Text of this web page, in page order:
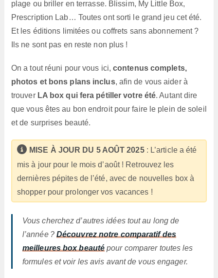
plage ou briller en terrasse. Blissim, My Little Box,
Prescription Lab… Toutes ont sorti le grand jeu cet été.
Et les éditions limitées ou coffrets sans abonnement ?
Ils ne sont pas en reste non plus !
On a tout réuni pour vous ici,contenus complets,
photos et bons plans inclus, afin de vous aider à
trouver LA box qui fera pétiller votre été. Autant dire
que vous êtes au bon endroit pour faire le plein de soleil
et de surprises beauté.
MISE À JOUR DU 5 AOÛT 2025: L’article a été
mis à jour pour le mois d’août ! Retrouvez les
dernières pépites de l’été, avec de nouvelles box à
shopper pour prolonger vos vacances !
Vous cherchez d’autres idées tout au long de
l’année ? Découvrez notre comparatif des
meilleures box beauté pour comparer toutes les
formules et voir les avis avant de vous engager.